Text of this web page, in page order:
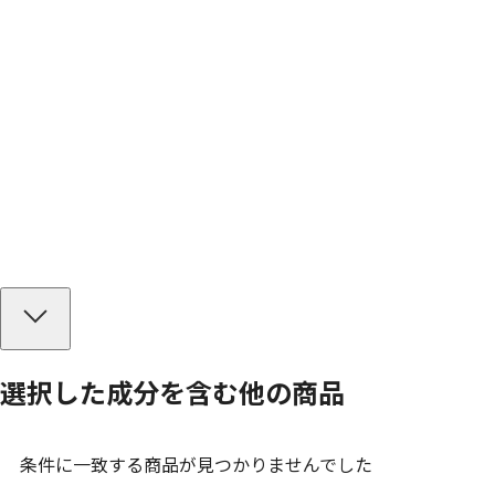
選択した成分を含む他の商品
条件に一致する商品が見つかりませんでした